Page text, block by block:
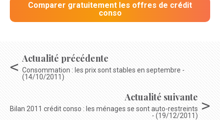
Comparer gratuitement les offres de crédit
conso
Actualité précédente
Consommation : les prix sont stables en septembre -
(14/10/2011)
Actualité suivante
Bilan 2011 crédit conso : les ménages se sont auto-restreints
- (19/12/2011)